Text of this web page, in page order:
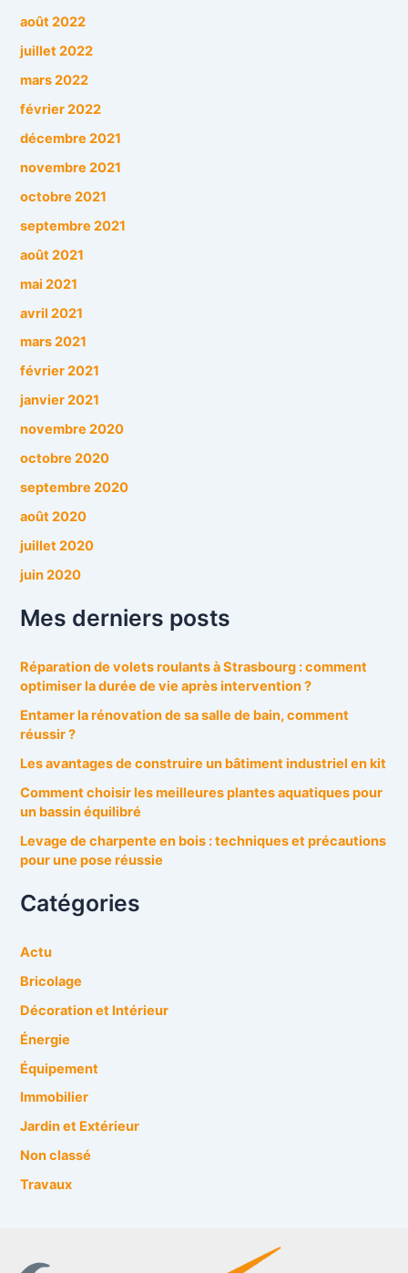
août 2022
juillet 2022
mars 2022
février 2022
décembre 2021
novembre 2021
octobre 2021
septembre 2021
août 2021
mai 2021
avril 2021
mars 2021
février 2021
janvier 2021
novembre 2020
octobre 2020
septembre 2020
août 2020
juillet 2020
juin 2020
Mes derniers posts
Réparation de volets roulants à Strasbourg : comment
optimiser la durée de vie après intervention ?
Entamer la rénovation de sa salle de bain, comment
réussir ?
Les avantages de construire un bâtiment industriel en kit
Comment choisir les meilleures plantes aquatiques pour
un bassin équilibré
Levage de charpente en bois : techniques et précautions
pour une pose réussie
Catégories
Actu
Bricolage
Décoration et Intérieur
Énergie
Équipement
Immobilier
Jardin et Extérieur
Non classé
Travaux